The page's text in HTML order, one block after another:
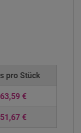
pro Stück
63,59 €
51,67 €